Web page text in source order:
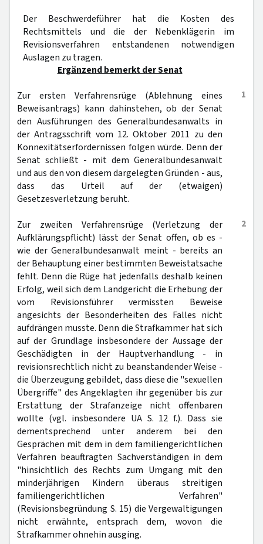
Der Beschwerdeführer hat die Kosten des
Rechtsmittels und die der Nebenklägerin im
Revisionsverfahren entstandenen notwendigen
Auslagen zu tragen.
Ergänzend bemerkt der Senat
1
Zur ersten Verfahrensrüge (Ablehnung eines
Beweisantrags) kann dahinstehen, ob der Senat
den Ausführungen des Generalbundesanwalts in
der Antragsschrift vom 12. Oktober 2011 zu den
Konnexitätserfordernissen folgen würde. Denn der
Senat schließt - mit dem Generalbundesanwalt
und aus den von diesem dargelegten Gründen - aus,
dass das Urteil auf der (etwaigen)
Gesetzesverletzung beruht.
2
Zur zweiten Verfahrensrüge (Verletzung der
Aufklärungspflicht) lässt der Senat offen, ob es -
wie der Generalbundesanwalt meint - bereits an
der Behauptung einer bestimmten Beweistatsache
fehlt. Denn die Rüge hat jedenfalls deshalb keinen
Erfolg, weil sich dem Landgericht die Erhebung der
vom Revisionsführer vermissten Beweise
angesichts der Besonderheiten des Falles nicht
aufdrängen musste. Denn die Strafkammer hat sich
auf der Grundlage insbesondere der Aussage der
Geschädigten in der Hauptverhandlung - in
revisionsrechtlich nicht zu beanstandender Weise -
die Überzeugung gebildet, dass diese die "sexuellen
Übergriffe" des Angeklagten ihr gegenüber bis zur
Erstattung der Strafanzeige nicht offenbaren
wollte (vgl. insbesondere UA S. 12 f.). Dass sie
dementsprechend unter anderem bei den
Gesprächen mit dem in dem familiengerichtlichen
Verfahren beauftragten Sachverständigen in dem
"hinsichtlich des Rechts zum Umgang mit den
minderjährigen Kindern überaus streitigen
familiengerichtlichen Verfahren"
(Revisionsbegründung S. 15) die Vergewaltigungen
nicht erwähnte, entsprach dem, wovon die
Strafkammer ohnehin ausging.